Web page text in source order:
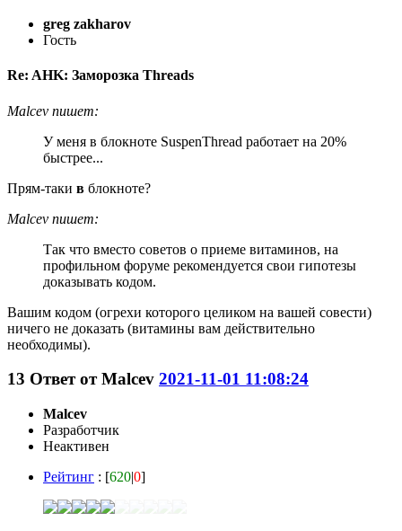
greg zakharov
Гость
Re: AHK: Заморозка Threads
Malcev пишет:
У меня в блокноте SuspenThread работает на 20%
быстрее...
Прям-таки в блокноте?
Malcev пишет:
Так что вместо советов о приеме витаминов, на
профильном форуме рекомендуется свои гипотезы
доказывать кодом.
Вашим кодом (огрехи которого целиком на вашей совести)
ничего не доказать (витамины вам действительно
необходимы).
13 Ответ отMalcev 2021-11-01 11:08:24
Malcev
Разработчик
Неактивен
Рейтинг : [620|0]